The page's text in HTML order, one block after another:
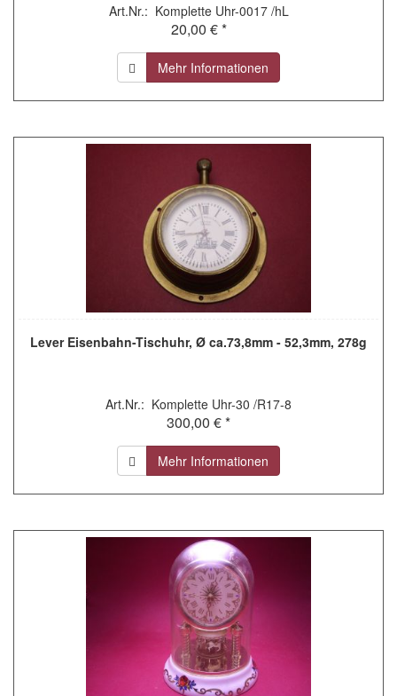
Art.Nr.: Komplette Uhr-0017 /hL
20,00 € *
Mehr Informationen
Lever Eisenbahn-Tischuhr, Ø ca.73,8mm - 52,3mm, 278g
Art.Nr.: Komplette Uhr-30 /R17-8
300,00 € *
Mehr Informationen